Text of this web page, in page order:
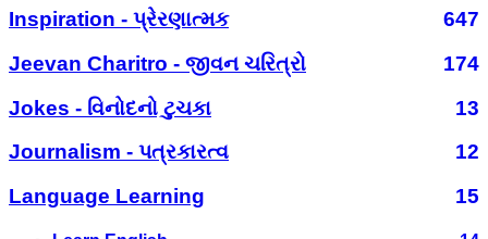
Inspiration - પ્રેરણાત્મક
647
Jeevan Charitro - જીવન ચરિત્રો
174
Jokes - વિનોદનો ટુચકા
13
Journalism - પત્રકારત્વ
12
Language Learning
15